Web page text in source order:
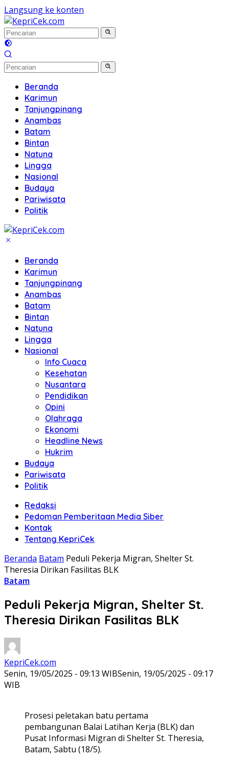
Langsung ke konten
Beranda
Karimun
Tanjungpinang
Anambas
Batam
Bintan
Natuna
Lingga
Nasional
Budaya
Pariwisata
Politik
Beranda
Karimun
Tanjungpinang
Anambas
Batam
Bintan
Natuna
Lingga
Nasional
Info Cuaca
Kesehatan
Nusantara
Pendidikan
Opini
Olahraga
Ekonomi
Headline News
Hukrim
Budaya
Pariwisata
Politik
Redaksi
Pedoman Pemberitaan Media Siber
Kontak
Tentang KepriCek
Beranda Batam Peduli Pekerja Migran, Shelter St.
Theresia Dirikan Fasilitas BLK
Batam
Peduli Pekerja Migran, Shelter St.
Theresia Dirikan Fasilitas BLK
KepriCek.com
Senin, 19/05/2025 - 09:13 WIBSenin, 19/05/2025 - 09:17
WIB
Prosesi peletakan batu pertama
pembangunan Balai Latihan Kerja (BLK) dan
Pusat Informasi Migran di Shelter St. Theresia,
Batam, Sabtu (18/5).